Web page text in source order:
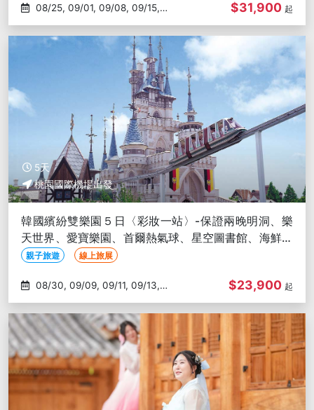
09/22
$31,900 起
5天
桃園國際機場出發
韓國繽紛雙樂園５日〈彩妝一站〉-保證兩晚明洞、樂
天世界、愛寶樂園、首爾熱氣球、星空圖書館、海鮮巨
寶盆、東大門汗蒸幕
親子旅遊 線上旅展
09/18
$23,900 起